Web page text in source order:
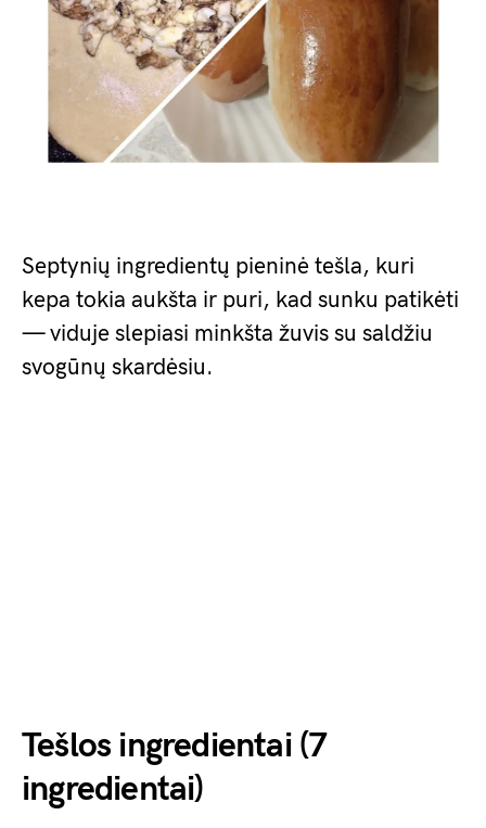
Septynių ingredientų pieninė tešla, kuri
kepa tokia aukšta ir puri, kad sunku patikėti
— viduje slepiasi minkšta žuvis su saldžiu
svogūnų skardėsiu.
Tešlos ingredientai (7
ingredientai)